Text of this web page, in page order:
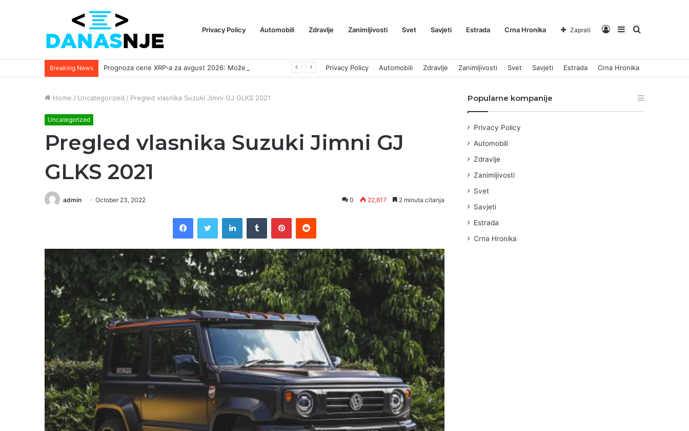
Privacy Policy Automobili Zdravlje Zanimljivosti Svet Savjeti Estrada Crna Hronika Pretraga
Sidebar
Log
Zaprati
Breaking News Privacy Policy Automobili Zdravlje Zanimljivosti Svet Savjeti Estrada Crna Hronika
Home / Uncategorized / Pregled vlasnika Suzuki Jimni GJ GLKS 2021
Uncategorized
Pregled vlasnika Suzuki Jimni GJ
GLKS 2021
admin October 23, 2022 0 22,817 2 minuta citanja
FacebookTwitter LinkedInTumblr PinterestReddit
Popularne kompanije
Privacy Policy
Automobili
Zdravlje
Zanimljivosti
Svet
Savjeti
Estrada
Crna Hronika